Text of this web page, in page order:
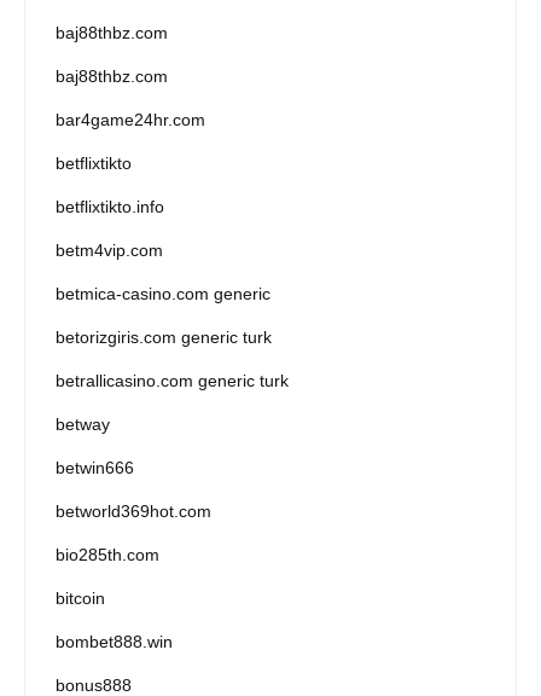
baj88thbz.com
baj88thbz.com
bar4game24hr.com
betflixtikto
betflixtikto.info
betm4vip.com
betmica-casino.com generic
betorizgiris.com generic turk
betrallicasino.com generic turk
betway
betwin666
betworld369hot.com
bio285th.com
bitcoin
bombet888.win
bonus888